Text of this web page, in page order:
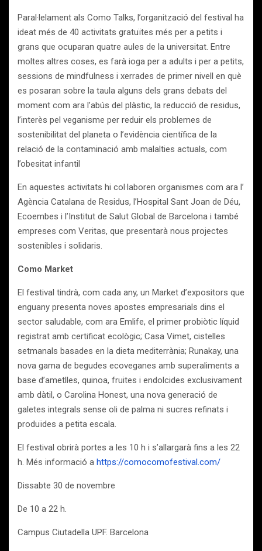
Paral·lelament als Como Talks, l’organització del festival ha
ideat més de 40 activitats gratuïtes més per a petits i
grans que ocuparan quatre aules de la universitat. Entre
moltes altres coses, es farà ioga per a adults i per a petits,
sessions de mindfulness i xerrades de primer nivell en què
es posaran sobre la taula alguns dels grans debats del
moment com ara l’abús del plàstic, la reducció de residus,
l’interès pel veganisme per reduir els problemes de
sostenibilitat del planeta o l’evidència científica de la
relació de la contaminació amb malalties actuals, com
l’obesitat infantil
En aquestes activitats hi col·laboren organismes com ara l’
Agència Catalana de Residus, l’Hospital Sant Joan de Déu,
Ecoembes i l’Institut de Salut Global de Barcelona i també
empreses com Veritas, que presentarà nous projectes
sostenibles i solidaris.
Como Market
El festival tindrà, com cada any, un Market d’expositors que
enguany presenta noves apostes empresarials dins el
sector saludable, com ara Emlife, el primer probiòtic líquid
registrat amb certificat ecològic; Casa Vimet, cistelles
setmanals basades en la dieta mediterrània; Runakay, una
nova gama de begudes ecoveganes amb superaliments a
base d’ametlles, quinoa, fruites i endolcides exclusivament
amb dàtil, o Carolina Honest, una nova generació de
galetes integrals sense oli de palma ni sucres refinats i
produïdes a petita escala.
El festival obrirà portes a les 10 h i s’allargarà fins a les 22
h. Més informació a https://comocomofestival.com/
Dissabte 30 de novembre
De 10 a 22 h.
Campus Ciutadella UPF. Barcelona